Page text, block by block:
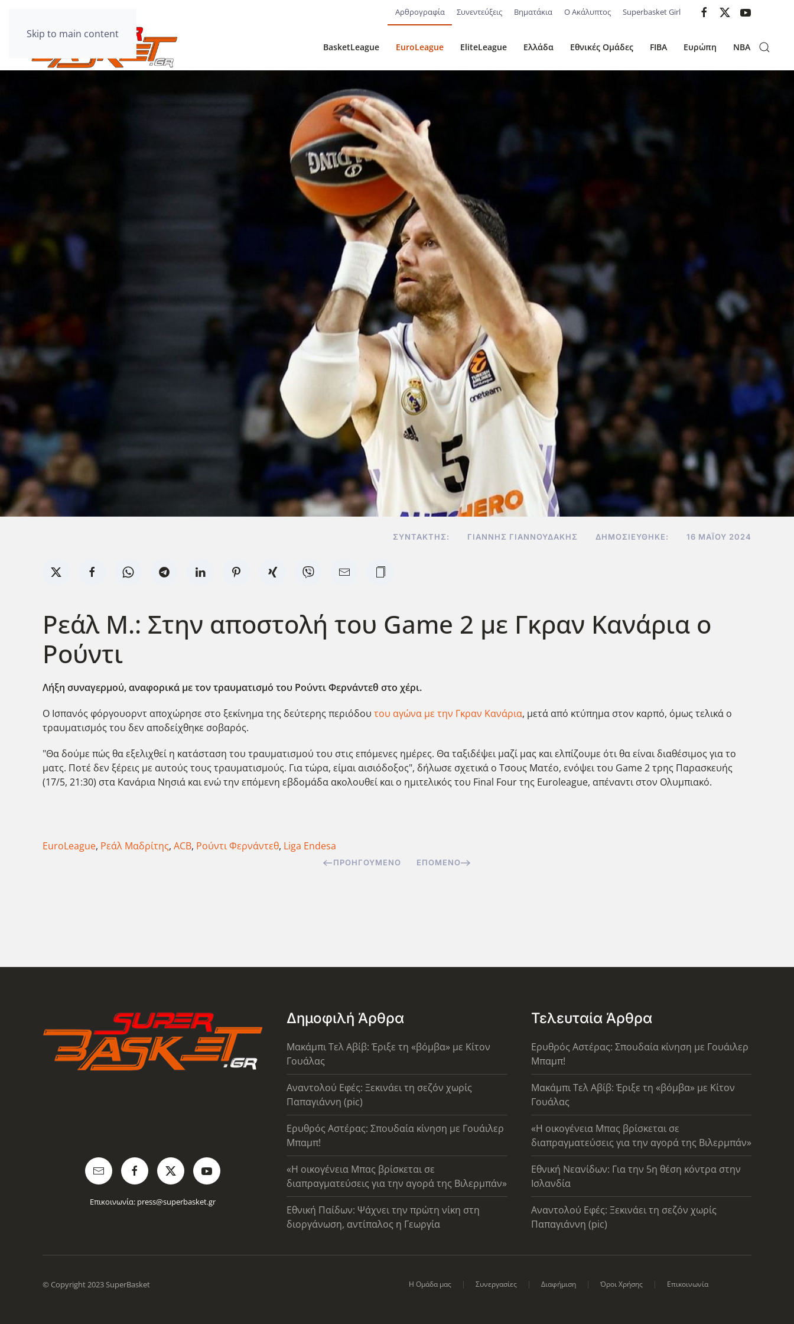
Skip to main content
Αρθρογραφία Συνεντεύξεις Βηματάκια Ο Ακάλυπτος Superbasket Girl
BasketLeague EuroLeague EliteLeague Ελλάδα Εθνικές Ομάδες FIBA Ευρώπη NBA
ΣΥΝΤΆΚΤΗΣ: ΓΙΆΝΝΗΣ ΓΙΑΝΝΟΥΔΆΚΗΣ ΔΗΜΟΣΙΕΎΘΗΚΕ: 16 ΜΑΪ́ΟΥ 2024
Ρεάλ Μ.: Στην αποστολή του Game 2 με Γκραν Κανάρια ο
Ρούντι
Λήξη συναγερμού, αναφορικά με τον τραυματισμό του Ρούντι Φερνάντεθ στο χέρι.
Ο Ισπανός φόργουορντ αποχώρησε στο ξεκίνημα της δεύτερης περιόδου του αγώνα με την Γκραν Κανάρια, μετά από κτύπημα στον καρπό, όμως τελικά ο
τραυματισμός του δεν αποδείχθηκε σοβαρός.
"Θα δούμε πώς θα εξελιχθεί η κατάσταση του τραυματισμού του στις επόμενες ημέρες. Θα ταξιδέψει μαζί μας και ελπίζουμε ότι θα είναι διαθέσιμος για το
ματς. Ποτέ δεν ξέρεις με αυτούς τους τραυματισμούς. Για τώρα, είμαι αισιόδοξος", δήλωσε σχετικά ο Τσους Ματέο, ενόψει του Game 2 τρης Παρασκευής
(17/5, 21:30) στα Κανάρια Νησιά και ενώ την επόμενη εβδομάδα ακολουθεί και ο ημιτελικός του Final Four της Euroleague, απέναντι στον Ολυμπιακό.
EuroLeague, Ρεάλ Μαδρίτης, ACB, Ρούντι Φερνάντεθ, Liga Endesa
ΠΡΟΗΓΟΎΜΕΝΟ ΕΠΌΜΕΝΟ
Επικοινωνία: press@superbasket.gr
Δημοφιλή Άρθρα
Μακάμπι Τελ Αβίβ: Έριξε τη «βόμβα» με Κίτον
Γουάλας
Αναντολού Εφές: Ξεκινάει τη σεζόν χωρίς
Παπαγιάννη (pic)
Ερυθρός Αστέρας: Σπουδαία κίνηση με Γουάιλερ
Μπαμπ!
«Η οικογένεια Μπας βρίσκεται σε
διαπραγματεύσεις για την αγορά της Βιλερμπάν»
Εθνική Παίδων: Ψάχνει την πρώτη νίκη στη
διοργάνωση, αντίπαλος η Γεωργία
Τελευταία Άρθρα
Ερυθρός Αστέρας: Σπουδαία κίνηση με Γουάιλερ
Μπαμπ!
Μακάμπι Τελ Αβίβ: Έριξε τη «βόμβα» με Κίτον
Γουάλας
«Η οικογένεια Μπας βρίσκεται σε
διαπραγματεύσεις για την αγορά της Βιλερμπάν»
Εθνική Νεανίδων: Για την 5η θέση κόντρα στην
Ισλανδία
Αναντολού Εφές: Ξεκινάει τη σεζόν χωρίς
Παπαγιάννη (pic)
© Copyright 2023 SuperBasket Η Ομάδα μας Συνεργασίες Διαφήμιση Όροι Χρήσης Επικοινωνία